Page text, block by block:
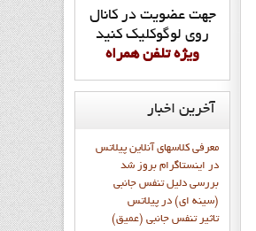
جهت عضويت در کانال
روي لوگوکليک کنيد
ويژه تلفن همراه
آخرین اخبار
معرفی کلاسهای آنلاین پیلاتس
در اینستاگرام بروز شد
بررسی دلیل تنفس جانبی
(سینه ای) در پیلاتس
تاثیر تنفس جانبی (عمیق)